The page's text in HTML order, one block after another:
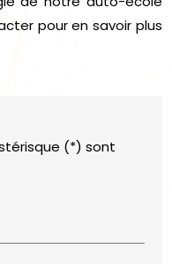
pour en savoir plus
(*) sont